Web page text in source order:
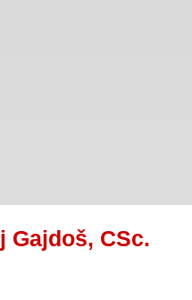
Gajdoš, CSc.